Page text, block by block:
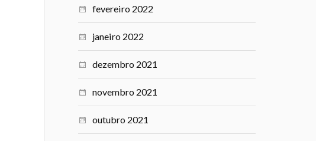
fevereiro 2022
janeiro 2022
dezembro 2021
novembro 2021
outubro 2021